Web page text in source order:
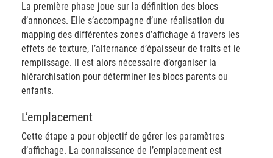
La première phase joue sur la définition des blocs
d’annonces. Elle s’accompagne d’une réalisation du
mapping des différentes zones d’affichage à travers les
effets de texture, l’alternance d’épaisseur de traits et le
remplissage. Il est alors nécessaire d’organiser la
hiérarchisation pour déterminer les blocs parents ou
enfants.
​L’emplacement
Cette étape a pour objectif de gérer les paramètres
d’affichage. La connaissance de l’emplacement est